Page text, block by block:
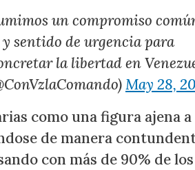
un compromiso
sentido de urgencia para
la libertad en
May 28,
como una figura ajena a
de manera
con más de 90% de los